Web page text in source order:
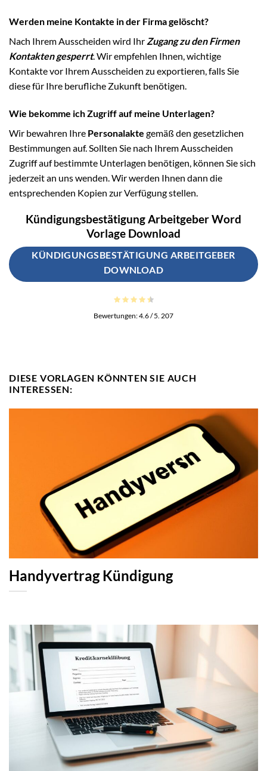
Werden meine Kontakte in der Firma gelöscht?
Nach Ihrem Ausscheiden wird Ihr Zugang zu den Firmen
Kontakten gesperrt. Wir empfehlen Ihnen, wichtige
Kontakte vor Ihrem Ausscheiden zu exportieren, falls Sie
diese für Ihre berufliche Zukunft benötigen.
Wie bekomme ich Zugriff auf meine Unterlagen?
Wir bewahren Ihre Personalakte gemäß den gesetzlichen
Bestimmungen auf. Sollten Sie nach Ihrem Ausscheiden
Zugriff auf bestimmte Unterlagen benötigen, können Sie sich
jederzeit an uns wenden. Wir werden Ihnen dann die
entsprechenden Kopien zur Verfügung stellen.
Kündigungsbestätigung Arbeitgeber Word
Vorlage Download
KÜNDIGUNGSBESTÄTIGUNG ARBEITGEBER
DOWNLOAD
Bewertungen:4.6/ 5. 207
DIESE VORLAGEN KÖNNTEN SIE AUCH
INTERESSEN:
Handyvertrag Kündigung